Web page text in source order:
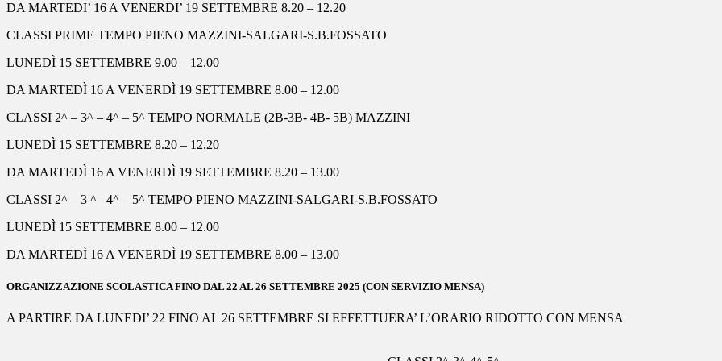
DA MARTEDI’ 16 A VENERDI’ 19 SETTEMBRE 8.20 – 12.20
CLASSI PRIME TEMPO PIENO MAZZINI-SALGARI-S.B.FOSSATO
LUNEDÌ 15 SETTEMBRE 9.00 – 12.00
DA MARTEDÌ 16 A VENERDÌ 19 SETTEMBRE 8.00 – 12.00
CLASSI 2^ – 3^ – 4^ – 5^ TEMPO NORMALE (2B-3B- 4B- 5B) MAZZINI
LUNEDÌ 15 SETTEMBRE 8.20 – 12.20
DAMARTEDÌ 16AVENERDÌ 19 SETTEMBRE 8.20 – 13.00
CLASSI 2^ – 3 ^– 4^ – 5^ TEMPO PIENO MAZZINI-SALGARI-S.B.FOSSATO
LUNEDÌ 15 SETTEMBRE 8.00 – 12.00
DAMARTEDÌ 16A VENERDÌ 19 SETTEMBRE 8.00 – 13.00
ORGANIZZAZIONE SCOLASTICA FINO DAL 22 AL 26 SETTEMBRE 2025 (CON SERVIZIO MENSA)
A PARTIRE DA LUNEDI’ 22 FINO AL 26 SETTEMBRE SI EFFETTUERA’ L’ORARIO RIDOTTO CON MENSA